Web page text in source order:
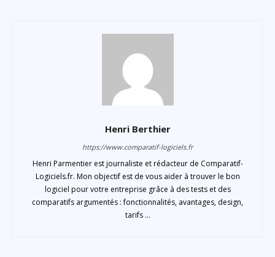
Henri Berthier
https://www.comparatif-logiciels.fr
Henri Parmentier est journaliste et rédacteur de Comparatif-
Logiciels.fr. Mon objectif est de vous aider à trouver le bon
logiciel pour votre entreprise grâce à des tests et des
comparatifs argumentés : fonctionnalités, avantages, design,
tarifs ...